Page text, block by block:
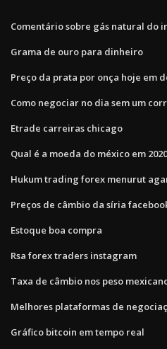
Comentário sobre gás natural do
Grama de ouro para dinheiro
Preço da prata por onça hoje em
Como negociar no dia sem um
Etrade carreiras chicago
Qual é a moeda do méxico em 2020
Hukum trading forex menurut
Preços de câmbio da síria
Estoque boa compra
Rsa forex traders instagram
Taxa de câmbio nos peso
Melhores plataformas de
Gráfico bitcoin em tempo real